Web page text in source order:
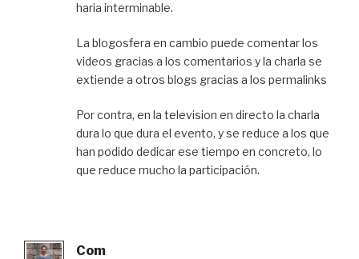
haria interminable.
La blogosfera en cambio puede comentar los
videos gracias a los comentarios y la charla se
extiende a otros blogs gracias a los permalinks
Por contra, en la television en directo la charla
dura lo que dura el evento, y se reduce a los que
han podido dedicar ese tiempo en concreto, lo
que reduce mucho la participación.
Com